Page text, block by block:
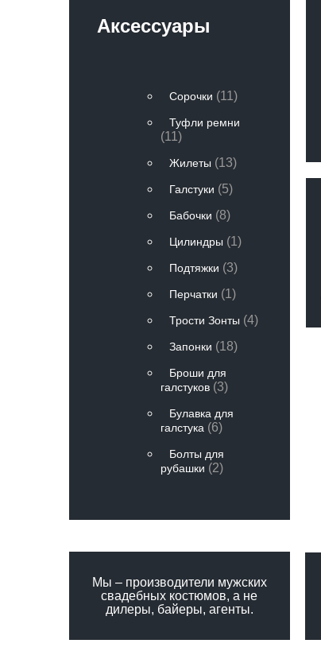
Аксессуары
Сорочки (11)
Туфли ремни
(11)
Жилеты (13)
Галстуки (5)
Бабочки (8)
Цилиндры (1)
Подтяжки (3)
Перчатки (1)
Трости Зонты (4)
Запонки (18)
Броши для
галстуков (3)
Булавка для
галстука (6)
Болты для
рубашки (2)
Мы – производители мужских
свадебных костюмов, а не
дилеры, байеры, агенты.